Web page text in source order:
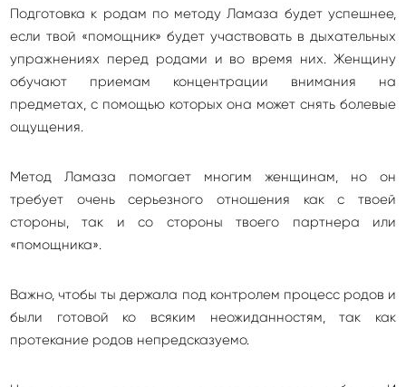
Подготовка к родам по методу Ламаза будет успешнее,
если твой «помощник» будет участвовать в дыхательных
упражнениях перед родами и во время них. Женщину
обучают приемам концентрации внимания на
предметах, с помощью которых она может снять болевые
ощущения.
Метод Ламаза помогает многим женщинам, но он
требует очень серьезного отношения как с твоей
стороны, так и со стороны твоего партнера или
«помощника».
Важно, чтобы ты держала под контролем процесс родов и
были готовой ко всяким неожиданностям, так как
протекание родов непредсказуемо.